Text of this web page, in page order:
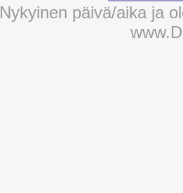
Nykyinen päivä/aika ja